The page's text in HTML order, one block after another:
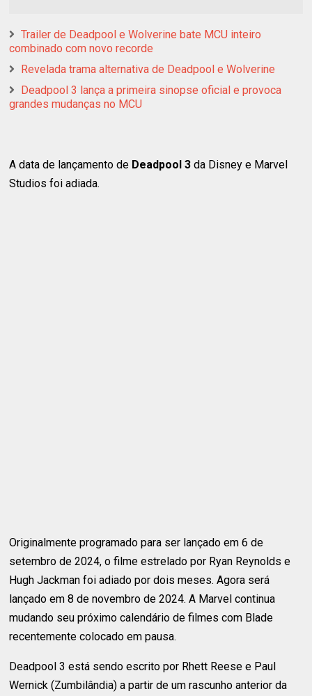
Trailer de Deadpool e Wolverine bate MCU inteiro
combinado com novo recorde
Revelada trama alternativa de Deadpool e Wolverine
Deadpool 3 lança a primeira sinopse oficial e provoca
grandes mudanças no MCU
A data de lançamento de Deadpool 3 da Disney e Marvel
Studios foi adiada.
Originalmente programado para ser lançado em 6 de
setembro de 2024, o filme estrelado por Ryan Reynolds e
Hugh Jackman foi adiado por dois meses. Agora será
lançado em 8 de novembro de 2024. A Marvel continua
mudando seu próximo calendário de filmes com Blade
recentemente colocado em pausa.
Deadpool 3 está sendo escrito por Rhett Reese e Paul
Wernick (Zumbilândia) a partir de um rascunho anterior da